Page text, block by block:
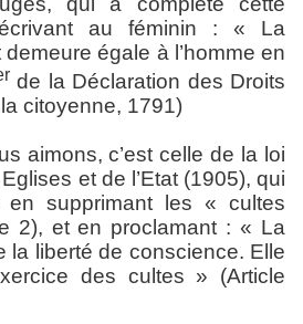
au féminin : « La
égale à l’homme en
de la Déclaration des Droits
citoyenne, 1791)
aimons, c’est celle de la loi
et de l’Etat (1905), qui
en supprimant les « cultes
2), et en proclamant : « La
la liberté de conscience. Elle
des cultes » (Article